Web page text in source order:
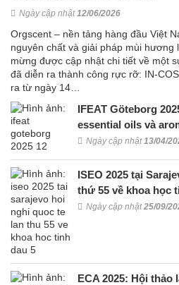
Ngày cập nhật 12/06/2026
Orgscent – nền tảng hàng đầu Việt
nguyên chất và giải pháp mùi hương
mừng được cập nhật chi tiết về một
đã diễn ra thành công rực rỡ: IN-
ra từ ngày 14…
IFEAT Göteborg
essential oils và
Ngày cập nhật 13/04/
ISEO 2025 tại
thứ 55 về khoa học
Ngày cập nhật25/09/
ECA 2025: Hội thảo